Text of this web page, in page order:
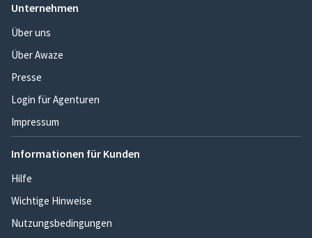
Unternehmen
Über uns
Über Awaze
Presse
Login für Agenturen
Impressum
Informationen für Kunden
Hilfe
Wichtige Hinweise
Nutzungsbedingungen